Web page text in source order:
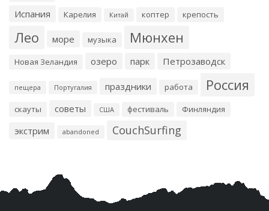
Испания Карелия Китай коптер крепость
Лео море музыка Мюнхен
Новая Зеландия озеро парк Петрозаводск
пещера Португалия праздники работа Россия
скауты советы США фестиваль Финляндия
экстрим abandoned CouchSurfing